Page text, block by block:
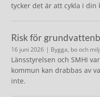
tycker det är att cykla i din
Risk för
16 juni 2026 | Bygga, bo och
Länsstyrelsen och SMHI
kommun kan drabbas av
inte.